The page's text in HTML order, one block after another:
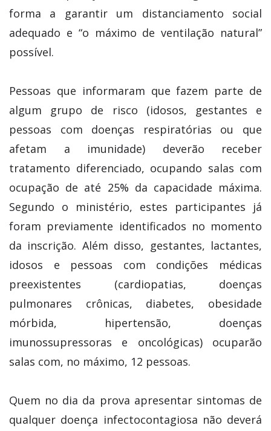
forma a garantir um distanciamento social
adequado e “o máximo de ventilação natural”
possível.
Pessoas que informaram que fazem parte de
algum grupo de risco (idosos, gestantes e
pessoas com doenças respiratórias ou que
afetam a imunidade) deverão receber
tratamento diferenciado, ocupando salas com
ocupação de até 25% da capacidade máxima.
Segundo o ministério, estes participantes já
foram previamente identificados no momento
da inscrição. Além disso, gestantes, lactantes,
idosos e pessoas com condições médicas
preexistentes (cardiopatias, doenças
pulmonares crônicas, diabetes, obesidade
mórbida, hipertensão, doenças
imunossupressoras e oncológicas) ocuparão
salas com, no máximo, 12 pessoas.
Quem no dia da prova apresentar sintomas de
qualquer doença infectocontagiosa não deverá